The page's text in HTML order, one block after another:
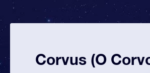
Corvus (O